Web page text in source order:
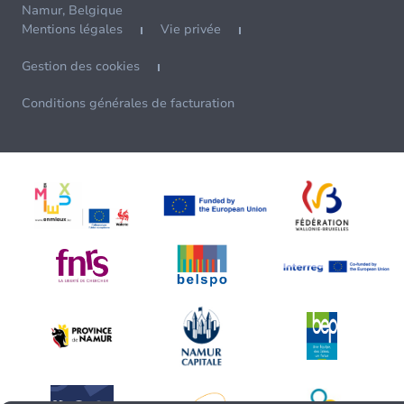
Namur, Belgique
Mentions légales
Vie privée
Gestion des cookies
Conditions générales de facturation